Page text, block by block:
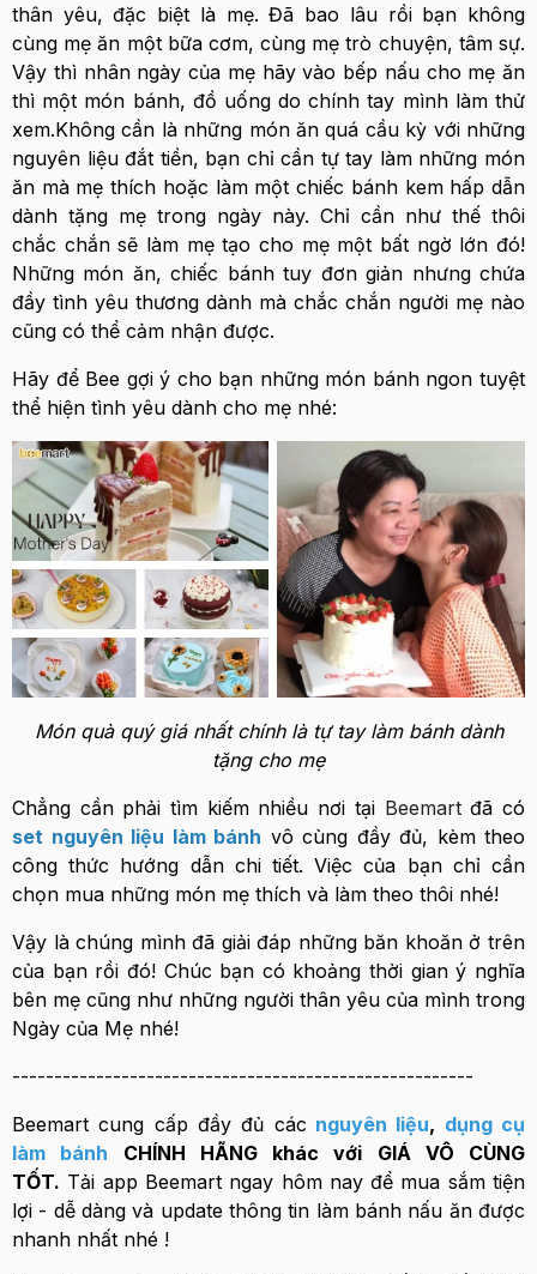
thân yêu, đặc biệt là mẹ. Đã bao lâu rồi bạn không
cùng mẹ ăn một bữa cơm, cùng mẹ trò chuyện, tâm sự.
Vậy thì nhân ngày của mẹ hãy vào bếp nấu cho mẹ ăn
thì một món bánh, đồ uống do chính tay mình làm thử
xem.Không cần là những món ăn quá cầu kỳ với những
nguyên liệu đắt tiền, bạn chỉ cần tự tay làm những món
ăn mà mẹ thích hoặc làm một chiếc bánh kem hấp dẫn
dành tặng mẹ trong ngày này. Chỉ cần như thế thôi
chắc chắn sẽ làm mẹ tạo cho mẹ một bất ngờ lớn đó!
Những món ăn, chiếc bánh tuy đơn giản nhưng chứa
đầy tình yêu thương dành mà chắc chắn người mẹ nào
cũng có thể cảm nhận được.
Hãy để Bee gợi ý cho bạn những món bánh ngon tuyệt
thể hiện tình yêu dành cho mẹ nhé:
Món quà quý giá nhất chính là tự tay làm bánh dành
tặng cho mẹ
Chẳng cần phải tìm kiếm nhiều nơi tại Beemartđã có
set nguyên liệu làm bánh vô cùng đầy đủ, kèm theo
công thức hướng dẫn chi tiết. Việc của bạn chỉ cần
chọn mua những món mẹ thích và làm theo thôi nhé!
Vậy là chúng mình đã giải đáp những băn khoăn ở trên
của bạn rồi đó! Chúc bạn có khoảng thời gian ý nghĩa
bên mẹ cũng như những người thân yêu của mình trong
Ngày của Mẹ nhé!
-------------------------------------------------------
Beemart cung cấp đầy đủ các nguyên liệu, dụng cụ
làm bánh CHÍNH HÃNG khác với GIÁ VÔ CÙNG
TỐT. Tải app Beemart ngay hôm nay để mua sắm tiện
lợi - dễ dàng và update thông tin làm bánh nấu ăn được
nhanh nhất nhé !